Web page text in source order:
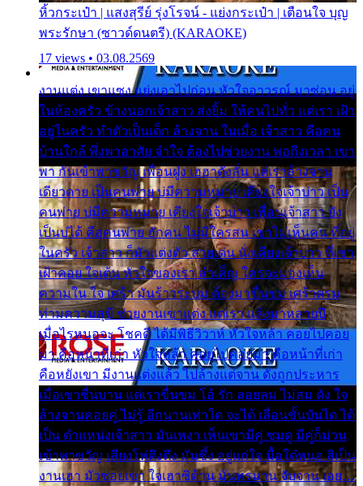
หิ้วกระเป๋า | แสงสุรีย์ รุ่งโรจน์ - แย่งกระเป๋า | เตือนใจ บุญ
พระรักษา (ซาวด์ดนตรี) (KARAOKE)
17 views • 03.08.2569
งานแต่ง เขาแซง แย่งเอาไปก่อน หัวใจอาวรณ์ มาซ่อน อยู่
ในห้องครัว ข้างนอกเจ้าสาว ส่งยิ้ม ให้คนไปทั่ว แต่เรา เฝ้า
อยู่ในครัว ทำตัวเป็นเด็ก ล้างจาน ในเมื่อ เจ้าสาว คือคน
บ้านใกล้ พึ่งพาอาศัย จำใจ ต้องไปช่วยงาน พอถึงเวลา เขา
พา กันเข้าพาขวัญ เพื่อนฝูง เฮฮาดังลั่น แต่เราล้างจาน
เดียวดาย เป็นคนพ่าย บ่มีความหมาย เคียงใจเจ้าบ่าว เป็น
คนพ่าย บ่มีความหมาย เคียงใจเจ้าบ่าว เพื่อนเจ้าสาว ยัง
เป็นบ่ได้ คือคนพ่าย ฮักคน ไม่มีใครสน เขาไม่เห็นคน ที่อยู่
ในครัว เจ้าสาว ก็มัวแต่งตัว สวยเด่น นั่งเคียงเจ้าบ่าว ที่เขา
เฝ้าคอย ใจเต้น หัวใจของเรา ลำเค็ญ ใครจะมองเห็น
ความใน ใจ เศร้า มันร้าวระบม ต้องมาขื่นขม เศร้าตรม
ท่ามความสุขี ช่วยงานเขาแต่ง แต่เรา แล้งมาหลายปี
เมื่อไรหนอจะ โชคดี ได้มีพิธีวิวาห์ หัวใจหล้า คอยไปคอย
มา คือหน้าที่เก่า หัวใจหล้า คอยไปคอยมา คือหน้าที่เก่า
คือหยังเขา มีงานแต่งแล้ว ไปล้างแต่จาน ดั่งถูกประหาร
เมื่อเขาชื่นบาน แต่เราขื่นขม โอ้ รัก ลอยลม ไม่สม ดัง ใจ
ล้างจานคอยคู่ ไม่รู้ อีกนานเท่าใด จะได้ เลื่อนขั้นบันได ได้
เป็น ตำแหน่งเจ้าสาว มันเหงา เห็นเขามีคู่ ซมดู มีคู่ก็ม่วน
เข้าพาขวัญ เสียงโห่ตึงตึง มันซึ้ง อยู่แก่ใจ มื้อใด๋หนอ สิเป็น
งานเฮา มัวซอยเขา ใจเฮาซิด้าน มันทรมาน จับจาน เอย…